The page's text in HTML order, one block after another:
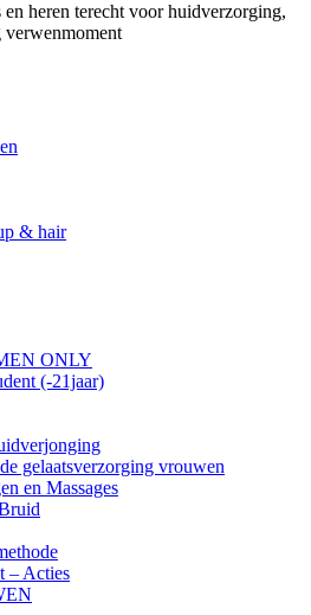
heren terecht voor huidverzorging,
verwenmoment
& hair
ONLY
(-21jaar)
gelaatsverzorging vrouwen
en Massages
– Acties